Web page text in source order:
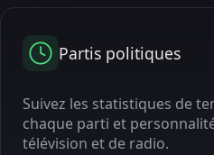
Partis politiques
Suivez les statistiques de
chaque parti et
télévision et de radio.